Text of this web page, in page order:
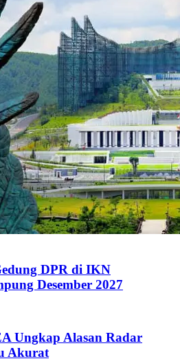
DPR di IKN
Desember 2027
Ungkap Alasan Radar
Akurat